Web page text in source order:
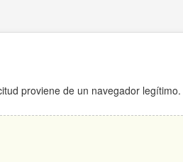
proviene de un navegador legítimo.